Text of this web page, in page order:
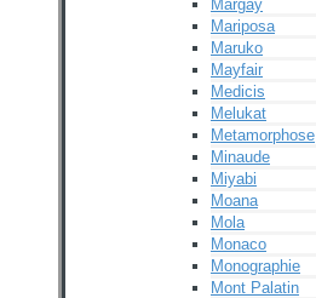
Margay
Mariposa
Maruko
Mayfair
Medicis
Melukat
Metamorphose
Minaude
Miyabi
Moana
Mola
Monaco
Monographie
Mont Palatin